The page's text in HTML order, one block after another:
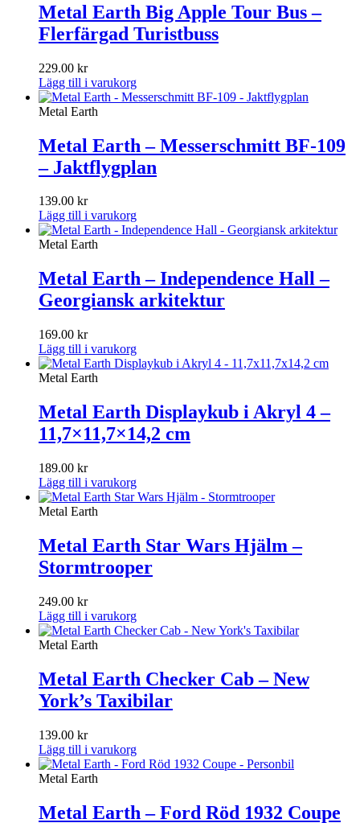
Metal Earth Big Apple Tour Bus –
Flerfärgad Turistbuss
229.00 kr
Lägg till i varukorg
Metal Earth
Metal Earth – Messerschmitt BF-109
– Jaktflygplan
139.00 kr
Lägg till i varukorg
Metal Earth
Metal Earth – Independence Hall –
Georgiansk arkitektur
169.00 kr
Lägg till i varukorg
Metal Earth
Metal Earth Displaykub i Akryl 4 –
11,7×11,7×14,2 cm
189.00 kr
Lägg till i varukorg
Metal Earth
Metal Earth Star Wars Hjälm –
Stormtrooper
249.00 kr
Lägg till i varukorg
Metal Earth
Metal Earth Checker Cab – New
York’s Taxibilar
139.00 kr
Lägg till i varukorg
Metal Earth
Metal Earth – Ford Röd 1932 Coupe